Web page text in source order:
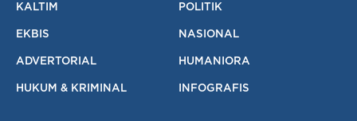
KALTIM POLITIK
EKBIS NASIONAL
ADVERTORIAL HUMANIORA
HUKUM & KRIMINAL INFOGRAFIS